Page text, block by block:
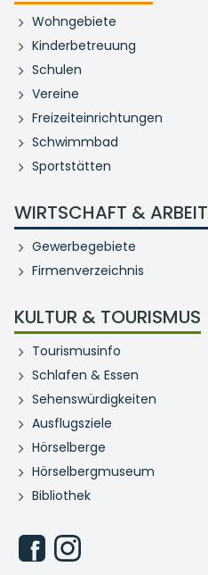
Wohngebiete
Kinderbetreuung
Schulen
Vereine
Freizeiteinrichtungen
Schwimmbad
Sportstätten
WIRTSCHAFT & ARBEIT
Gewerbegebiete
Firmenverzeichnis
KULTUR & TOURISMUS
Tourismusinfo
Schlafen & Essen
Sehenswürdigkeiten
Ausflugsziele
Hörselberge
Hörselbergmuseum
Bibliothek